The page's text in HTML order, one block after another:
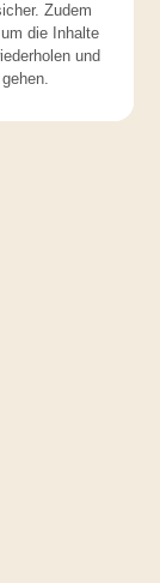
Zudem
die Inhalte
und